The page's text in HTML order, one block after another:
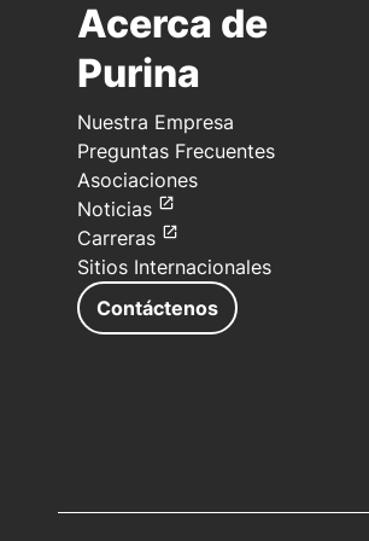
Acerca de
Purina
Nuestra Empresa
Preguntas Frecuentes
Asociaciones
Noticias
Carreras
Sitios Internacionales
Contáctenos